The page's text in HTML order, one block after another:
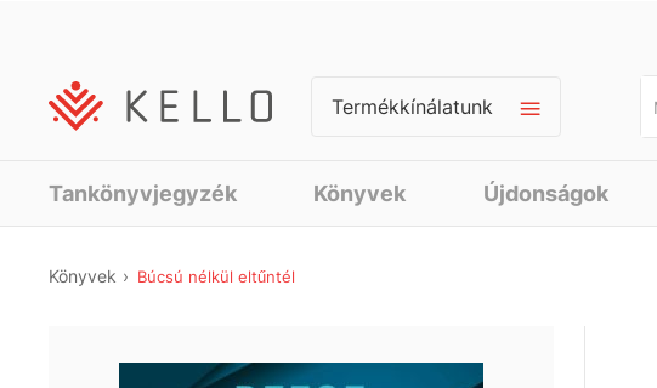
Termékkínálatunk
Tankönyvjegyzék Könyvek Újdonságok
Könyvek Búcsú nélkül eltűntél